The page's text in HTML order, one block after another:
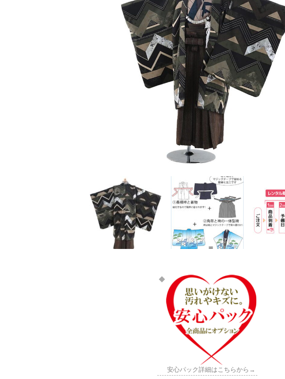
安心パック詳細はこちらから→